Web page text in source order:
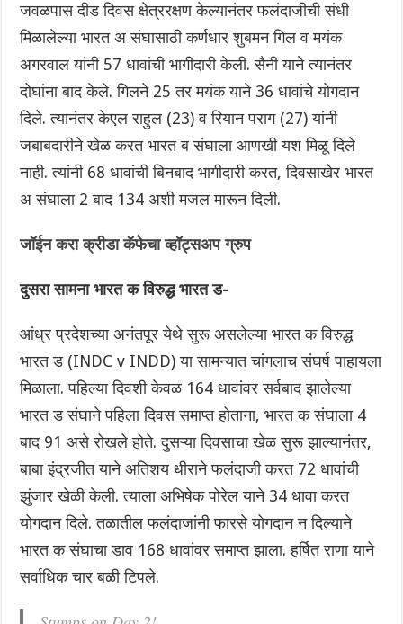
जवळपास दीड दिवस क्षेत्ररक्षण केल्यानंतर फलंदाजीची संधी
मिळालेल्या भारत अ संघासाठी कर्णधार शुबमन गिल व मयंक
अगरवाल यांनी 57 धावांची भागीदारी केली. सैनी याने त्यानंतर
दोघांना बाद केले. गिलने 25 तर मयंक याने 36 धावांचे योगदान
दिले. त्यानंतर केएल राहुल (23) व रियान पराग (27) यांनी
जबाबदारीने खेळ करत भारत ब संघाला आणखी यश मिळू दिले
नाही. त्यांनी 68 धावांची बिनबाद भागीदारी करत, दिवसाखेर भारत‌
अ संघाला 2 बाद 134 अशी मजल मारून दिली.
जॉईन करा क्रीडा कॅफेचा व्हॉट्सअप ग्रुप
दुसरा सामना भारत क विरुद्ध भारत ड-
आंध्र प्रदेशच्या अनंतपूर येथे सुरू असलेल्या भारत क विरुद्ध
भारत ड (INDC v INDD) या सामन्यात चांगलाच संघर्ष पाहायला
मिळाला. पहिल्या दिवशी केवळ 164 धावांवर सर्वबाद झालेल्या
भारत ड संघाने पहिला दिवस समाप्त होताना, भारत क संघाला 4
बाद 91 असे रोखले होते. दुसऱ्या दिवसाचा खेळ सुरू झाल्यानंतर,
बाबा इंद्रजीत याने अतिशय धीराने फलंदाजी करत 72 धावांची
झुंजार खेळी केली. त्याला अभिषेक पोरेल याने 34 धावा करत
योगदान दिले. तळातील फलंदाजांनी फारसे योगदान न दिल्याने
भारत क संघाचा डाव 168 धावांवर समाप्त झाला. हर्षित राणा याने
सर्वाधिक चार बळी टिपले.